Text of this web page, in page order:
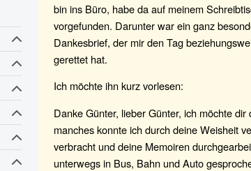
bin ins Büro, habe da auf meinem
vorgefunden. Darunter war ein ganz
Dankesbrief, der mir den Tag
gerettet hat.
Ich möchte ihn kurz vorlesen:
Danke Günter, lieber Günter, ich möchte
manches konnte ich durch deine Weisheit
verbracht und deine Memoiren
unterwegs in Bus, Bahn und Auto